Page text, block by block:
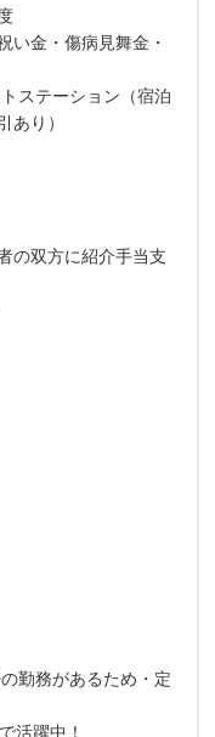
い金・傷病見舞金・
ステーション（宿泊
あり）
の双方に紹介手当支
勤務があるため・定
活躍中！